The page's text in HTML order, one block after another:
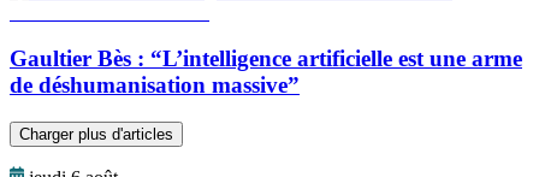
Gaultier Bès : “L’intelligence artificielle est une arme
de déshumanisation massive”
Charger plus d'articles